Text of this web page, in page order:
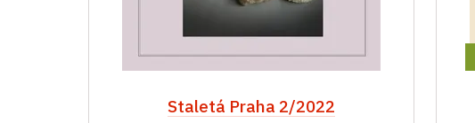
Staletá Praha 2/2022